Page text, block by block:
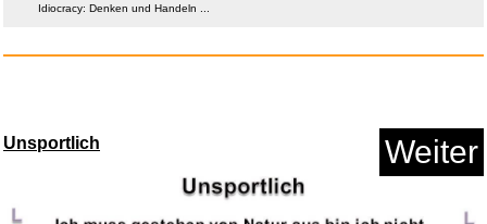
Idiocracy: Denken und Handeln ...
Unsportlich Weiter